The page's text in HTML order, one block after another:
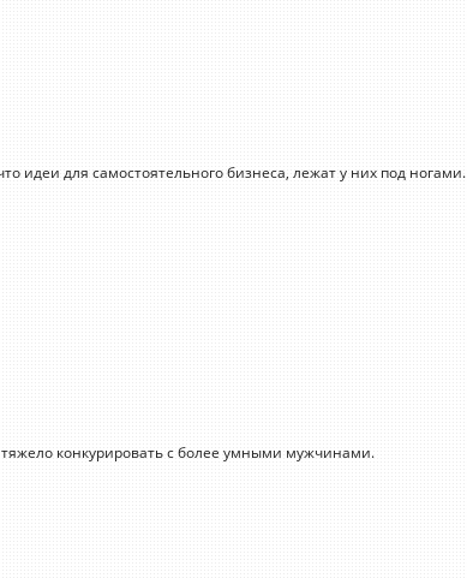
идеи для самостоятельного бизнеса, лежат у них под ногами.
конкурировать с более умными мужчинами.